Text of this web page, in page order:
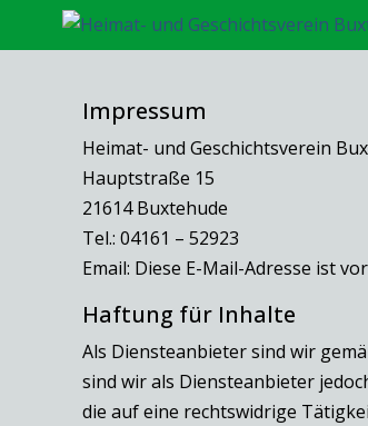
Impressum
Heimat- und Geschichtsverein
Hauptstraße 15
21614 Buxtehude
Tel.: 04161 – 52923
Email: Diese E-Mail-Adresse ist
Haftung für Inhalte
Als Diensteanbieter sind wir
sind wir als Diensteanbieter
die auf eine rechtswidrige